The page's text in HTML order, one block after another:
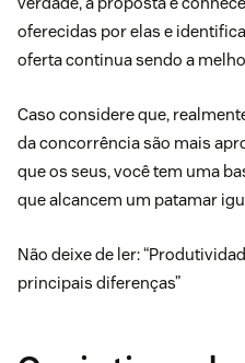
oferecidas por elas e
oferta continua sendo a
Caso considere que,
da concorrência são mais
que os seus, você tem uma
que alcancem um patamar
Não deixe de ler: “
principais diferenças”